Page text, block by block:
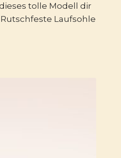
tolle Modell dir
Laufsohle